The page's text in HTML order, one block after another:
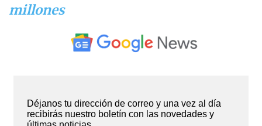
millones